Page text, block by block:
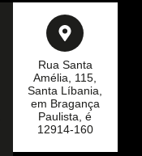
Rua Santa
Amélia, 115,
Santa Líbania,
em Bragança
Paulista, é
12914-160